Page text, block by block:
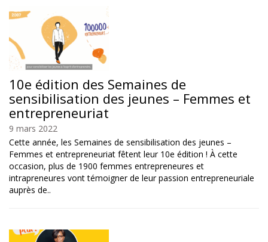
10e édition des Semaines de
sensibilisation des jeunes – Femmes et
entrepreneuriat
9 mars 2022
Cette année, les Semaines de sensibilisation des jeunes –
Femmes et entrepreneuriat fêtent leur 10e édition ! À cette
occasion, plus de 1900 femmes entrepreneures et
intrapreneures vont témoigner de leur passion entrepreneuriale
auprès de..